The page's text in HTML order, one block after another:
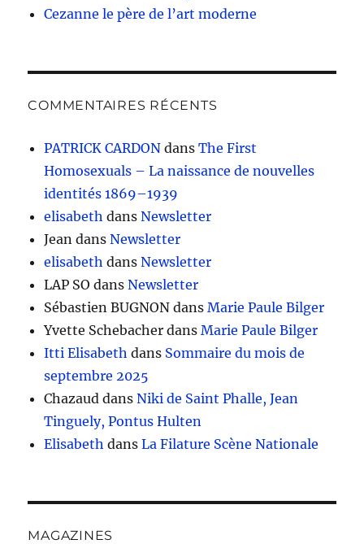
Cezanne le père de l’art moderne
COMMENTAIRES RÉCENTS
PATRICK CARDON dansThe First
Homosexuals – La naissance de nouvelles
identités 1869–1939
elisabeth dansNewsletter
Jean dansNewsletter
elisabeth dansNewsletter
LAP SO dansNewsletter
Sébastien BUGNON dansMarie Paule Bilger
Yvette Schebacher dansMarie Paule Bilger
Itti Elisabeth dans Sommaire du mois de
septembre 2025
Chazaud dansNiki de Saint Phalle, Jean
Tinguely, Pontus Hulten
Elisabeth dansLa Filature Scène Nationale
MAGAZINES